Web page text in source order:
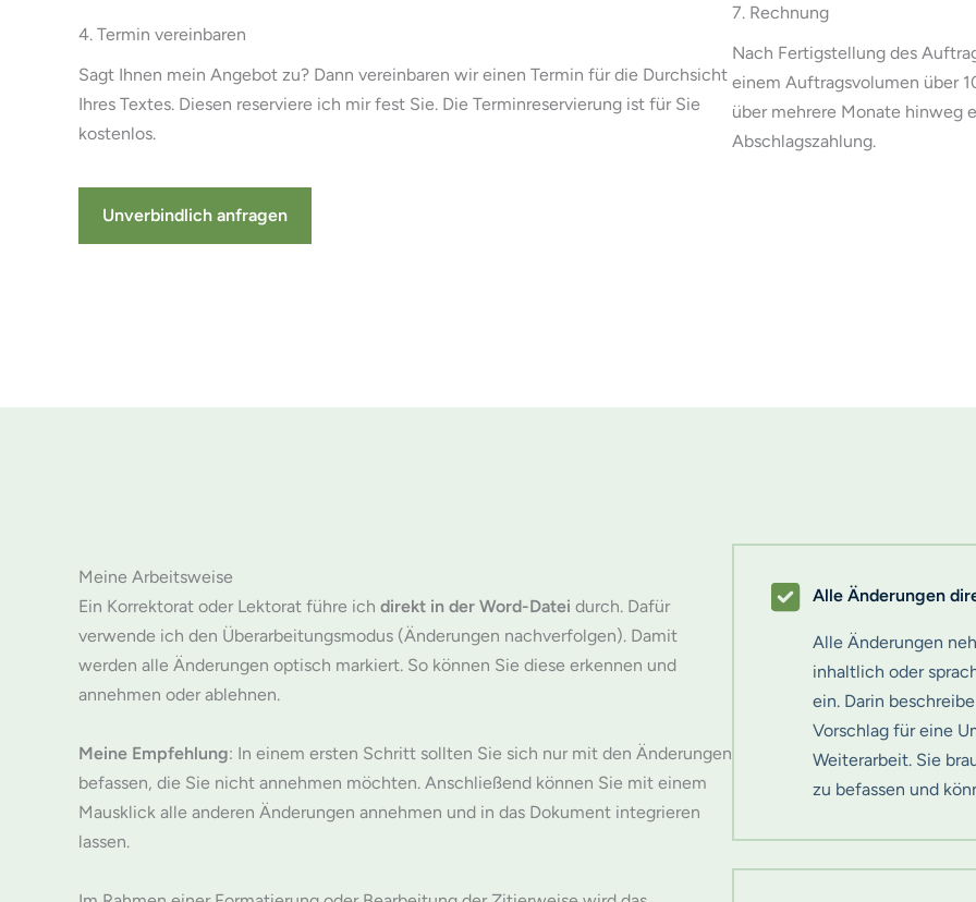
4. Termin vereinbaren
Sagt Ihnen mein Angebot zu? Dann vereinbaren wir einen Termin für die Durchsicht
Ihres Textes. Diesen reserviere ich mir fest Sie. Die Terminreservierung ist für Sie
kostenlos.
Unverbindlich anfragen
7. Rechnung
Nach Fertigstellung des
einem Auftragsvolumen über
über mehrere Monate hinweg
Abschlagszahlung.
Meine Arbeitsweise
Ein Korrektorat oder Lektorat führe ich direkt in der Word-Datei durch. Dafür
verwende ich den Überarbeitungsmodus (Änderungen nachverfolgen). Damit
werden alle Änderungen optisch markiert. So können Sie diese erkennen und
annehmen oder ablehnen.
Meine Empfehlung: In einem ersten Schritt sollten Sie sich nur mit den Änderungen
befassen, die Sie nicht annehmen möchten. Anschließend können Sie mit einem
Mausklick alle anderen Änderungen annehmen und in das Dokument integrieren
lassen.
Alle Änderungen
Alle Änderungen
inhaltlich oder
ein. Darin
Vorschlag für eine
Weiterarbeit. Sie
zu befassen und